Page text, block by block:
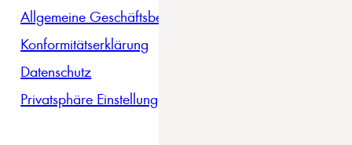
Allgemeine Geschäftsbedingungen
Konformitätserklärung
Datenschutz
Privatsphäre Einstellungen